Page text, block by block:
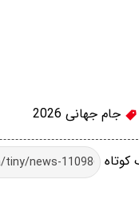
جام جهانی 2026
کوتاه